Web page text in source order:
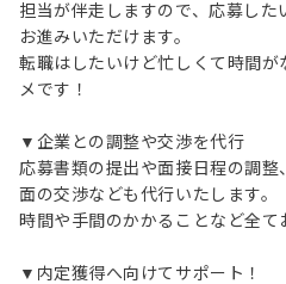
担当が伴走しますので、応募した
お進みいただけます。
転職はしたいけど忙しくて時間
メです！
▼企業との調整や交渉を代行
応募書類の提出や面接日程の調
面の交渉なども代行いたします。
時間や手間のかかることなど全て
▼内定獲得へ向けてサポート！